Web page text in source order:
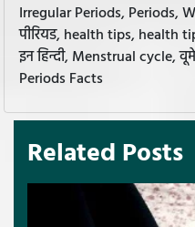
Irregular Periods, Periods,
पीरियड, health tips, health
इन हिन्दी, Menstrual cycle,
Periods Facts
Related Posts